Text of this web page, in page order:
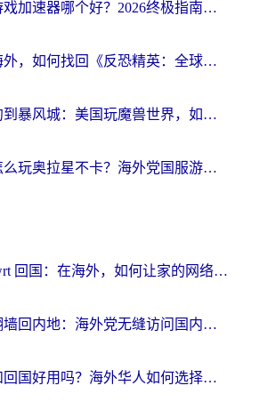
海外游戏加速器哪个好？2026终极指南帮你畅玩国服+解决卡顿难题
身在海外，如何找回《反恐精英：全球攻势》国服的丝滑手感？一份给你的终极指南
从纽约到暴风城：美国玩魔兽世界，如何找到你的最佳网络航线
日本怎么玩奥拉星不卡？海外党国服游戏加速器选择全攻略
Openwrt 回国：在海外，如何让家的网络触手可及
香港翻墙回内地：海外党无缝访问国内资源的加速器选择全攻略
迅游和回国好用吗？海外华人如何选择靠谱的回国加速器